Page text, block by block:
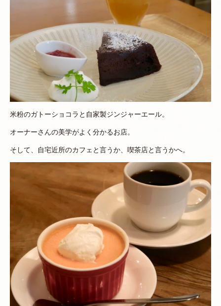
米粉のガトーショコラと自家製ジンジャーエール。
オーナーさんの美学がよく分かるお店。
そして、自宅近所のカフェと言うか、喫茶店と言うかへ。